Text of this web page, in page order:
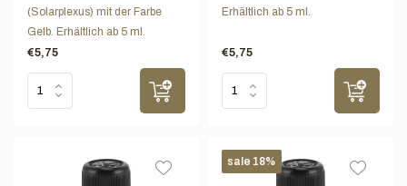
(Solarplexus) mit der Farbe
Gelb. Erhältlich ab 5 ml.
€5,75
Erhältlich ab 5 ml.
€5,75
sale 18%